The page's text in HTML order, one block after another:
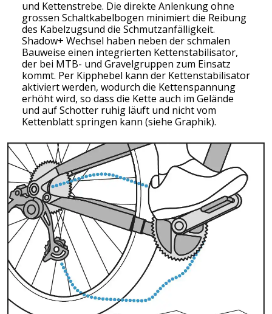
und Kettenstrebe. Die direkte Anlenkung ohne
grossen Schaltkabelbogen minimiert die Reibung
des Kabelzugsund die Schmutzanfälligkeit.
Shadow+ Wechsel haben neben der schmalen
Bauweise einen integrierten Kettenstabilisator,
der bei MTB- und Gravelgruppen zum Einsatz
kommt. Per Kipphebel kann der Kettenstabilisator
aktiviert werden, wodurch die Kettenspannung
erhöht wird, so dass die Kette auch im Gelände
und auf Schotter ruhig läuft und nicht vom
Kettenblatt springen kann (siehe Graphik).